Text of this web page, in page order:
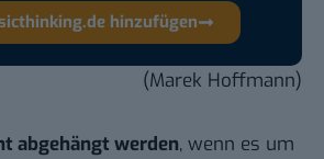
hinzufügen
(Marek Hoffmann)
abgehängt werden, wenn es um